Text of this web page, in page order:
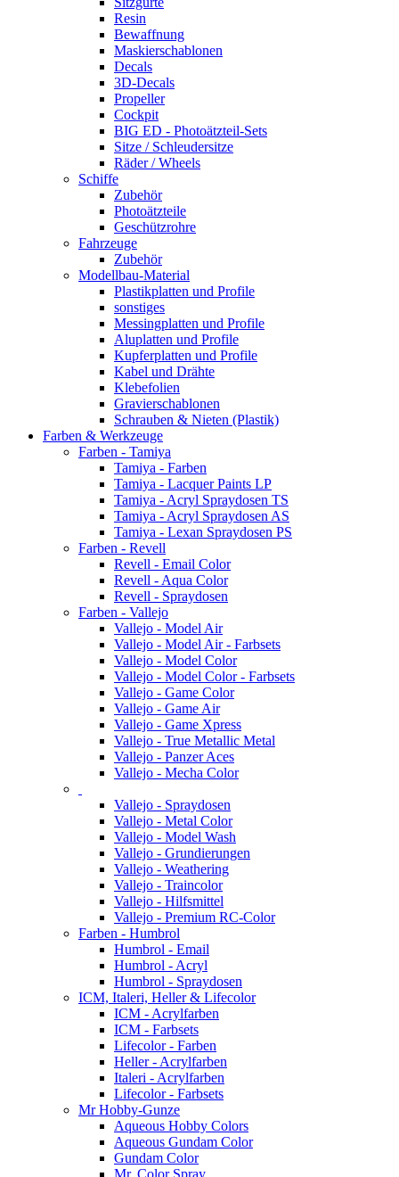
Resin
Bewaffnung
Maskierschablonen
Decals
3D-Decals
Propeller
Cockpit
BIG ED - Photoätzteil-Sets
Sitze / Schleudersitze
Räder / Wheels
Schiffe
Zubehör
Photoätzteile
Geschützrohre
Fahrzeuge
Zubehör
Modellbau-Material
Plastikplatten und Profile
sonstiges
Messingplatten und Profile
Aluplatten und Profile
Kupferplatten und Profile
Kabel und Drähte
Klebefolien
Gravierschablonen
Schrauben & Nieten (Plastik)
Farben & Werkzeuge
Farben - Tamiya
Tamiya - Farben
Tamiya - Lacquer Paints LP
Tamiya - Acryl Spraydosen TS
Tamiya - Acryl Spraydosen AS
Tamiya - Lexan Spraydosen PS
Farben - Revell
Revell - Email Color
Revell - Aqua Color
Revell - Spraydosen
Farben - Vallejo
Vallejo - Model Air
Vallejo - Model Air - Farbsets
Vallejo - Model Color
Vallejo - Model Color - Farbsets
Vallejo - Game Color
Vallejo - Game Air
Vallejo - Game Xpress
Vallejo - True Metallic Metal
Vallejo - Panzer Aces
Vallejo - Mecha Color
Vallejo - Spraydosen
Vallejo - Metal Color
Vallejo - Model Wash
Vallejo - Grundierungen
Vallejo - Weathering
Vallejo - Traincolor
Vallejo - Hilfsmittel
Vallejo - Premium RC-Color
Farben - Humbrol
Humbrol - Email
Humbrol - Acryl
Humbrol - Spraydosen
ICM, Italeri, Heller & Lifecolor
ICM - Acrylfarben
ICM - Farbsets
Lifecolor - Farben
Heller - Acrylfarben
Italeri - Acrylfarben
Lifecolor - Farbsets
Mr Hobby-Gunze
Aqueous Hobby Colors
Aqueous Gundam Color
Gundam Color
Mr. Color Spray